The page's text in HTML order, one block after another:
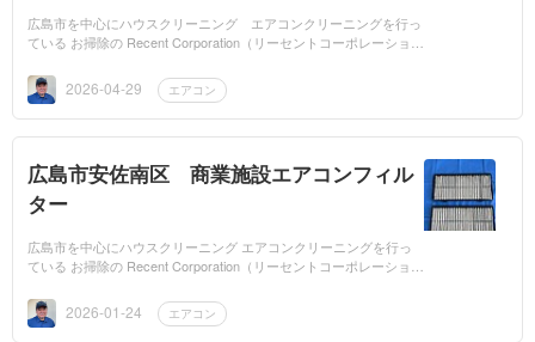
広島市を中心にハウスクリーニング エアコンクリーニングを行っ
ている お掃除の Recent Corporation（リーセントコーポレーショ
ピーター様から...
2026-04-29 エアコン
広島市安佐南区 商業施設エアコンフィル
ター
広島市を中心にハウスクリーニング エアコンクリーニングを行っ
ている お掃除の Recent Corporation（リーセントコーポレーショ
ー洗浄を行って来...
2026-01-24 エアコン